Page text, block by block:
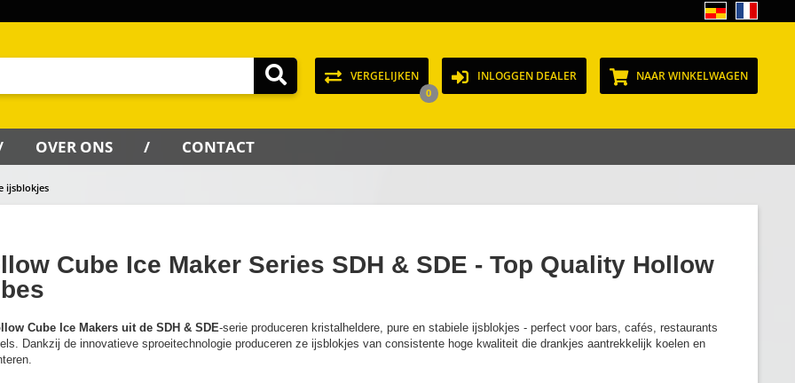
VERGELIJKEN
0
INLOGGEN DEALER NAAR WINKELWAGEN
OVER ONS CONTACT
ijsblokjes
Cube Ice Maker Series SDH & SDE - Top Quality Hollow
Cube Ice Makers uit de SDH & SDE-serie produceren kristalheldere, pure en stabiele ijsblokjes - perfect voor bars, cafés, restaurants
Dankzij de innovatieve sproeitechnologie produceren ze ijsblokjes van consistente hoge kwaliteit die drankjes aantrekkelijk koelen en